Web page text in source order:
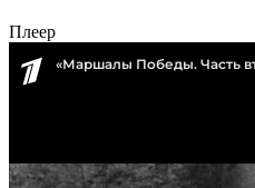
Плеер